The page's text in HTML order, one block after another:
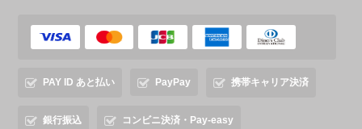
PAY ID あと払い PayPay 携帯キャリア決済
銀行振込 コンビニ決済・Pay-easy